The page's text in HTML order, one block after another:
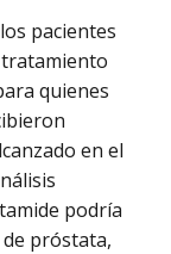
pacientes
quienes
en el
podría
próstata,